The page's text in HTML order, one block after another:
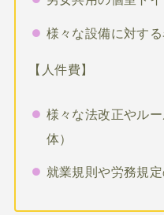
様々な設備に対す
【人件費】
様々な法改正やル
体）
就業規則や労務規